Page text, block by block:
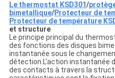
Le thermostat KSD301/
bimetallique/Protecteur de
Protecteur de température
et structure
Le principe principal du
des fonctions des disques
instantanée sous le
détection.L'action instantanée
des contacts à travers la